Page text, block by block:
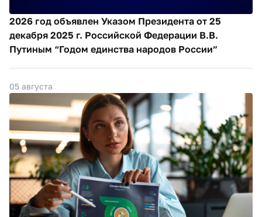
2026 год объявлен Указом Президента от 25
декабря 2025 г. Российской Федерации В.В.
Путиным “Годом единства народов России”
05 августа